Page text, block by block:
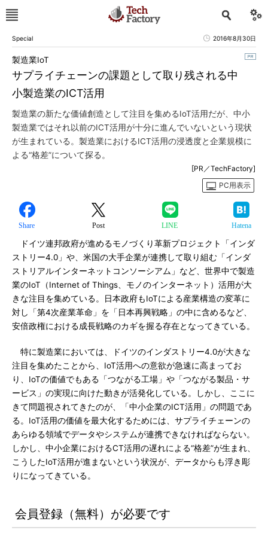
Special 2016年8月30日
サプライチェーンの課題として取り残される中
小製造業のICT活用
製造業IoT
製造業の新たな価値創造として注目を集めるIoT活用だが、中小
製造業ではそれ以前のICT活用が十分に進んでいないという現状
が生まれている。製造業におけるICT活用の浸透度と企業規模に
よる“格差”について探る。
[PR／TechFactory]
PC用表示
Share Post LINE Hatena
ドイツ連邦政府が進めるモノづくり革新プロジェクト「インダ
ストリー4.0」や、米国の大手企業が連携して取り組む「インダ
ストリアルインターネットコンソーシアム」など、世界中で製造
業のIoT（Internet of Things、モノのインターネット）活用が大
きな注目を集めている。日本政府もIoTによる産業構造の変革に
対し「第4次産業革命」を「日本再興戦略」の中に含めるなど、
安倍政権における成長戦略のカギを握る存在となってきている。
特に製造業においては、ドイツのインダストリー4.0が大きな
注目を集めたことから、IoT活用への意欲が急速に高まってお
り、IoTの価値でもある「つながる工場」や「つながる製品・サ
ービス」の実現に向けた動きが活発化している。しかし、ここに
きて問題視されてきたのが、「中小企業のICT活用」の問題であ
る。IoT活用の価値を最大化するためには、サプライチェーンの
あらゆる領域でデータやシステムが連携できなければならない。
しかし、中小企業におけるCT活用の遅れによる“格差”が生まれ、
こうしたIoT活用が進まないという状況が、データからも浮き彫
りになってきている。
会員登録（無料）が必要です